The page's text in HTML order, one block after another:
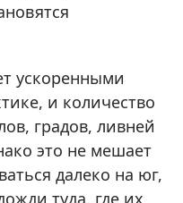
ускоренными
и количество
градов, ливней
это не мешает
далеко на юг,